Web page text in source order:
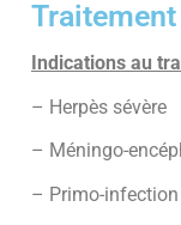
Traitement
Indications au
– Herpès sévère
– Méningo-
– Primo-